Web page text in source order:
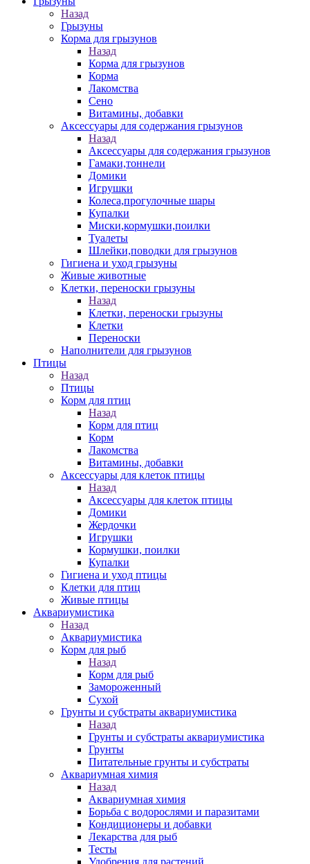
Назад
Грызуны
Корма для грызунов
Назад
Корма для грызунов
Корма
Лакомства
Сено
Витамины, добавки
Аксессуары для содержания грызунов
Назад
Аксессуары для содержания грызунов
Гамаки,тоннели
Домики
Игрушки
Колеса,прогулочные шары
Купалки
Миски,кормушки,поилки
Туалеты
Шлейки,поводки для грызунов
Гигиена и уход грызуны
Живые животные
Клетки, переноски грызуны
Назад
Клетки, переноски грызуны
Клетки
Переноски
Наполнители для грызунов
Птицы
Назад
Птицы
Корм для птиц
Назад
Корм для птиц
Корм
Лакомства
Витамины, добавки
Аксессуары для клеток птицы
Назад
Аксессуары для клеток птицы
Домики
Жердочки
Игрушки
Кормушки, поилки
Купалки
Гигиена и уход птицы
Клетки для птиц
Живые птицы
Аквариумистика
Назад
Аквариумистика
Корм для рыб
Назад
Корм для рыб
Замороженный
Сухой
Грунты и субстраты аквариумистика
Назад
Грунты и субстраты аквариумистика
Грунты
Питательные грунты и субстраты
Аквариумная химия
Назад
Аквариумная химия
Борьба с водорослями и паразитами
Кондиционеры и добавки
Лекарства для рыб
Тесты
Удобрения для растений